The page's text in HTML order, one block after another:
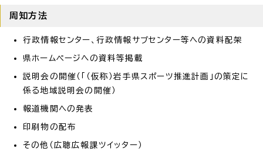
周知方法
行政情報センター、行政情報サブセンター等への資料配架
県ホームページへの資料等掲載
説明会の開催（「（仮称）岩手県スポーツ推進計画」の策定に
係る地域説明会の開催）
報道機関への発表
印刷物の配布
その他（広聴広報課ツイッター）